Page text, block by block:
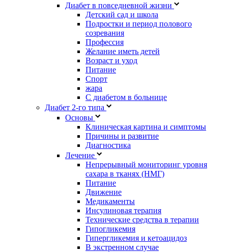
Диабет в повседневной жизни
Детский сад и школа
Подростки и период полового
созревания
Профессия
Желание иметь детей
Возраст и уход
Питание
Спорт
жара
С диабетом в больнице
Диабет 2-го типа
Основы
Клиническая картина и симптомы
Причины и развитие
Диагностика
Лечение
Непрерывный мониторинг уровня
сахара в тканях (НМГ)
Питание
Движение
Медикаменты
Инсулиновая терапия
Технические средства в терапии
Гипогликемия
Гипергликемия и кетоацидоз
В экстренном случае